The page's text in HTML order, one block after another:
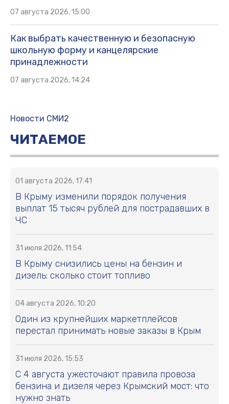
07 августа 2026, 15:00
Как выбрать качественную и безопасную
школьную форму и канцелярские
принадлежности
07 августа 2026, 14:24
Новости СМИ2
ЧИТАЕМОЕ
01 августа 2026, 17:41
В Крыму изменили порядок получения
выплат 15 тысяч рублей для пострадавших в
ЧС
31 июля 2026, 11:54
В Крыму снизились цены на бензин и
дизель: сколько стоит топливо
04 августа 2026, 10:20
Один из крупнейших маркетплейсов
перестал принимать новые заказы в Крым
31 июля 2026, 15:53
С 4 августа ужесточают правила провоза
бензина и дизеля через Крымский мост: что
нужно знать